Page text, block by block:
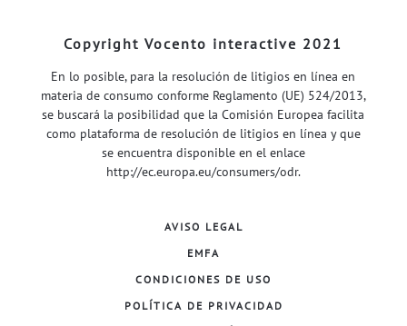
Copyright Vocento interactive 2021
En lo posible, para la resolución de litigios en línea en
materia de consumo conforme Reglamento (UE) 524/2013,
se buscará la posibilidad que la Comisión Europea facilita
como plataforma de resolución de litigios en línea y que
se encuentra disponible en el enlace
http://ec.europa.eu/consumers/odr.
AVISO LEGAL
EMFA
CONDICIONES DE USO
POLÍTICA DE PRIVACIDAD